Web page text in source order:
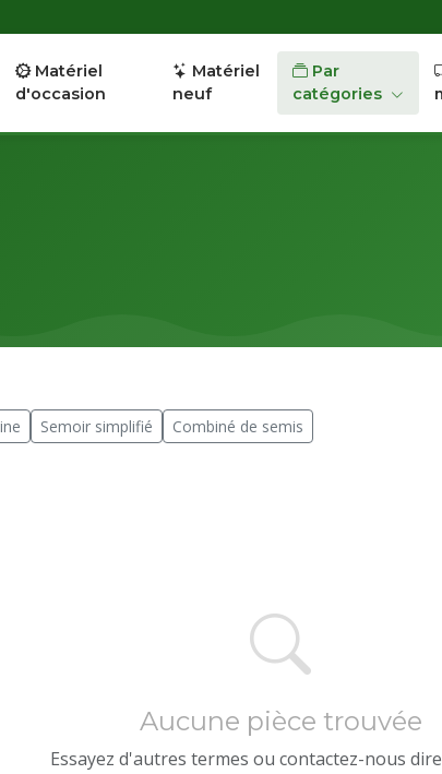
Matériel
d'occasion
Matériel
neuf
Par
catégories
Semoir simplifié Combiné de semis
Aucune pièce trouvée
Essayez d'autres termes ou contactez-nous